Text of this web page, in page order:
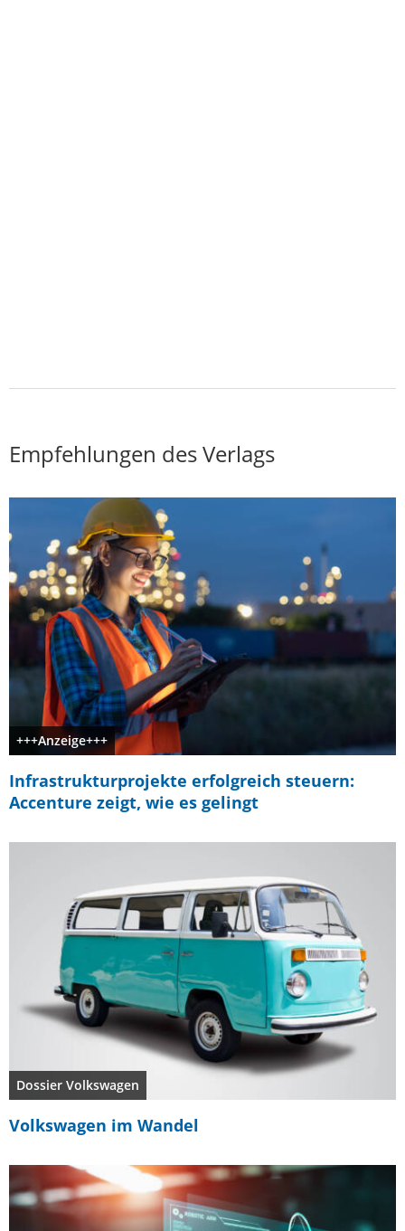
Empfehlungen des Verlags
+++Anzeige+++
Infrastrukturprojekte erfolgreich steuern:
Accenture zeigt, wie es gelingt
Dossier Volkswagen
Volkswagen im Wandel